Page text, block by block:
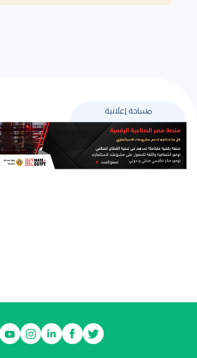
مساحة إعلانية